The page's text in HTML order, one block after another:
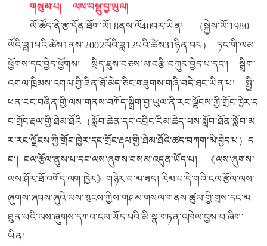
གསུམ་པ། ལས་བསྡུ་བྱ་ཡུལ།
ལོ་ཚོད་ནི་རྩ་དོན་ཐོག་ལོ18ནས་ལོ40བར་ཡིན། （སྐྱེས་ལོ་1980
ལོའི་ཟླ1པའི་ཚེས1ནས་2002ལོའི་ཟླ12པའི་ཚེས31ཉིན་བར） ཏང་གི་ལམ་
ཕྱོགས་དང་བྱེད་ཕྱོགས། སྲིད་ཇུས་བཅས་ལ་བརྩི་བཀུར་བྱེད་པ་དང་། སྒྲིག་
འགལ་ཁྲིམས་འགལ་གྱི་ཟིན་ཐོ་མེད་ཅིང་གཟུགས་གཞི་བདེ་ཐང་ཡིན་པ། སྤྱི་
ཕན་རང་བཞིན་གྱི་ལས་གནས་བཀོད་སྒྲིག་བྱ་ཡུལ་ནི་རང་ལྗོངས་ཀྱི་གྲོང་ཁྱེར་ད
ང་གྲོང་རྡལ་གྱི་ཐེམ་ཐོའི（སློབ་ཆེན་དང་འབྲིང་རིམ་ཆེད་ལས་སློབ་ཐོན་སློབ་མ
ར་རང་ལྗོངས་ཀྱི་གྲོང་ཁྱེར་དང་གྲོང་རྡལ་གྱི་ཐེམ་ཐོའི་ཚད་བཀག་མི་བྱེད་པ）ད
ང་། ངལ་རྩོལ་ནུས་པ་དང་ལས་ཞུགས་བསམ་འདུན་ཡོད་པ། 《ལས་ཞུགས་
ལས་ཤོར་ཐོ་འགོད་ལག་ཁྱེར》གཉེར་བ་མ་ཟད། རིམ་པ་དེ་གའི་ངལ་རྩོལ་ལས་
ཞུགས་ཞབས་ཞུའི་ལས་ཁུངས་ཀྱིས་གཤམ་གསལ་གནས་ཚུལ་གྱི་གྲས་དང་མ
ཐུན་པའི་ལས་ཞུགས་དཀའ་ངལ་ཡོད་པའི་མི་སྣ་གཏན་འཁེལ་བྱས་པ་ཞིག་
ཡིན།